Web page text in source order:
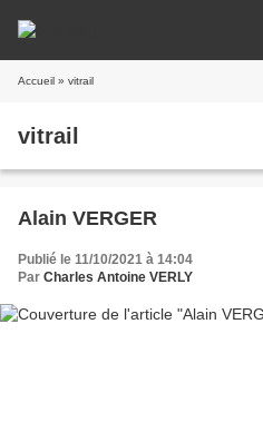
Accueil » vitrail
vitrail
Alain VERGER
Publié le 11/10/2021 à 14:04
Par Charles Antoine VERLY